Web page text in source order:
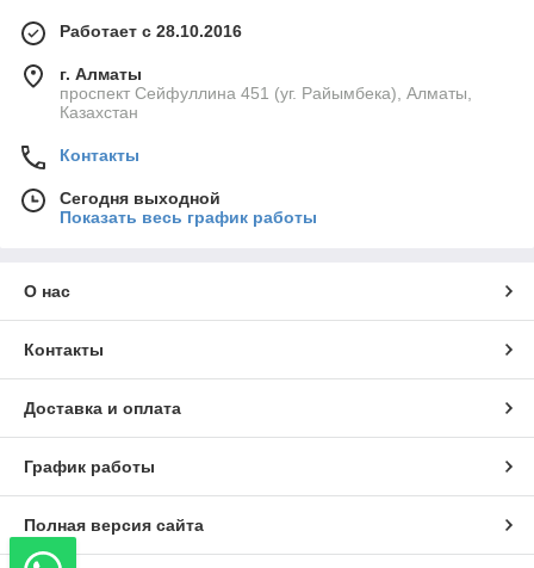
Работает с 28.10.2016
г. Алматы
проспект Сейфуллина 451 (уг. Райымбека), Алматы,
Казахстан
Контакты
Сегодня выходной
Показать весь график работы
О нас
Контакты
Доставка и оплата
График работы
Полная версия сайта